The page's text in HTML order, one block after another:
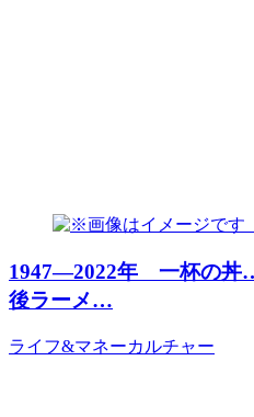
1947―2022年 一杯の丼
後ラーメ…
ライフ&マネーカルチャー